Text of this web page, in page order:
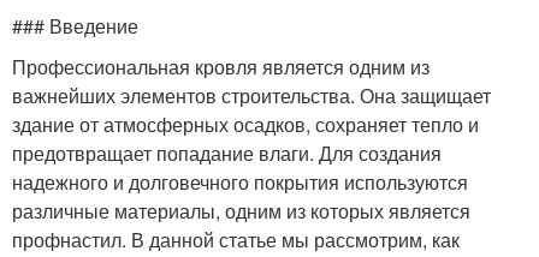
### Введение
Профессиональная кровля является одним из
важнейших элементов строительства. Она защищает
здание от атмосферных осадков, сохраняет тепло и
предотвращает попадание влаги. Для создания
надежного и долговечного покрытия используются
различные материалы, одним из которых является
профнастил. В данной статье мы рассмотрим, как